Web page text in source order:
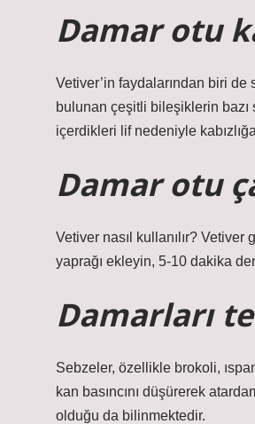
Damar otu
Vetiver’in faydalarından biri
bulunan çeşitli bileşiklerin bazı
içerdikleri lif nedeniyle
Damar otu
Vetiver nasıl kullanılır?
yaprağı ekleyin, 5-10 dakika
Damarları
Sebzeler, özellikle brokoli,
kan basıncını düşürerek
olduğu da bilinmektedir.